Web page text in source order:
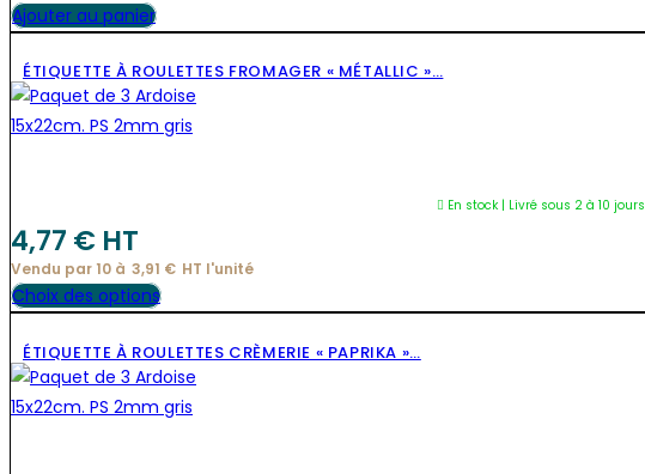
Ajouter au panier
ÉTIQUETTE À ROULETTES FROMAGER « MÉTALLIC »…
En stock | Livré sous 2 à 10 jours
4,77 € HT
Vendu par 10 à 3,91 € HT l'unité
Choix des optionsCe
a
plusieurs
variations.
ÉTIQUETTE À ROULETTES CRÈMERIE « PAPRIKA »…